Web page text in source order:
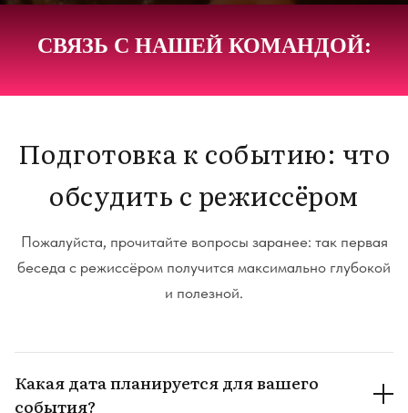
СВЯЗЬ С НАШЕЙ КОМАНДОЙ:
Подготовка к событию: что
обсудить с режиссёром
Пожалуйста, прочитайте вопросы заранее: так первая
беседа с режиссёром получится максимально глубокой
и полезной.
Какая дата планируется для вашего
события?